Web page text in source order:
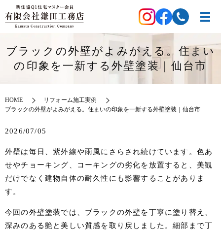
ブラックの外壁がよみがえる。住まい
の印象を一新する外壁塗装｜仙台市
HOME
リフォーム施工実例
ブラックの外壁がよみがえる。住まいの印象を一新する外壁塗装｜仙台市
2026/07/05
外壁は毎日、紫外線や雨風にさらされ続けています。色あ
せやチョーキング、コーキングの劣化を放置すると、美観
だけでなく建物自体の耐久性にも影響することがありま
す。
今回の外壁塗装では、ブラックの外壁を丁寧に塗り替え、
深みのある艶と美しい質感を取り戻しました。細部まで丁